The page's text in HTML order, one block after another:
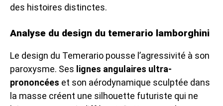
des histoires distinctes.
Analyse du design du temerario lamborghini
Le design du Temerario pousse l’agressivité à son
paroxysme. Ses lignes angulaires ultra-
prononcées et son aérodynamique sculptée dans
la masse créent une silhouette futuriste qui ne